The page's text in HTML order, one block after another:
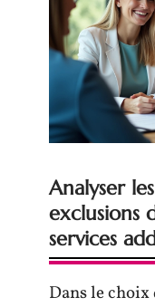
Analyser
exclusions
services
Dans le